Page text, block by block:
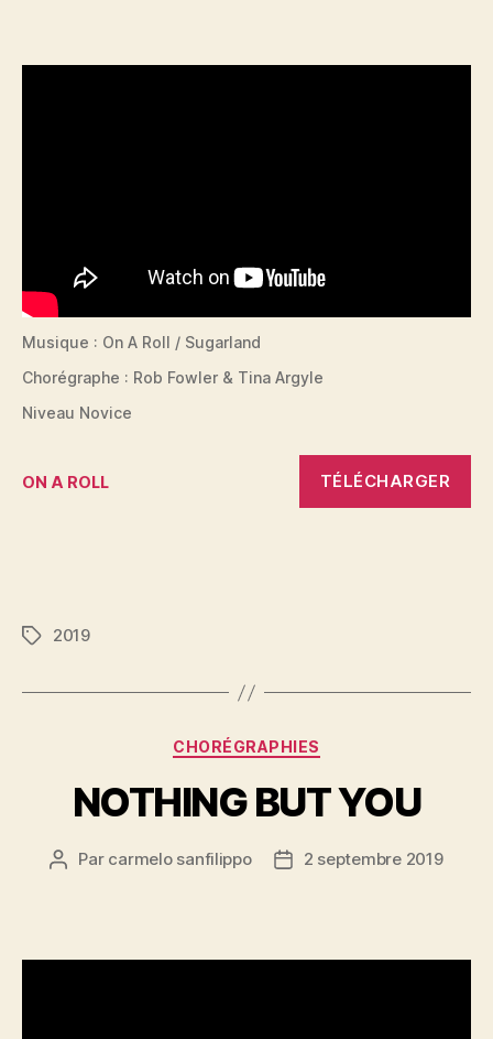
Musique : On A Roll / Sugarland
Chorégraphe : Rob Fowler & Tina Argyle
Niveau Novice
ON A ROLL TÉLÉCHARGER
Étiquettes
2019
Catégories
CHORÉGRAPHIES
NOTHING BUT YOU
Auteur
Par carmelo sanfilippo
Date2 septembre 2019